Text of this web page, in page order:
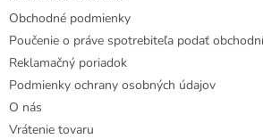
Obchodné podmienky
Poučenie o práve spotrebiteľa podať
Reklamačný poriadok
Podmienky ochrany osobných údajov
O nás
Vrátenie tovaru